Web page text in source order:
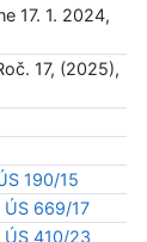
17. 1. 2024,
17, (2025),
190/15
669/17
410/23